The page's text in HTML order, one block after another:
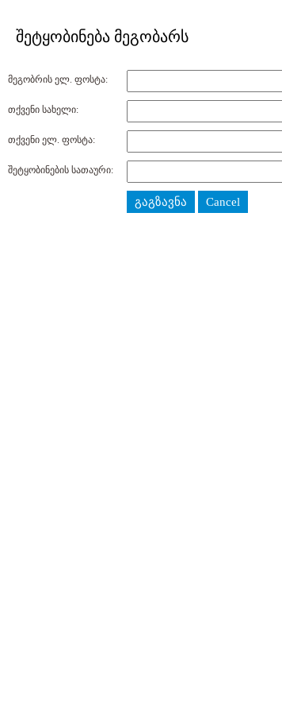
შეტყობინება მეგობარს
მეგობრის ელ. ფოსტა:
თქვენი სახელი:
თქვენი ელ. ფოსტა:
შეტყობინების სათაური:
გაგზავნა Cancel